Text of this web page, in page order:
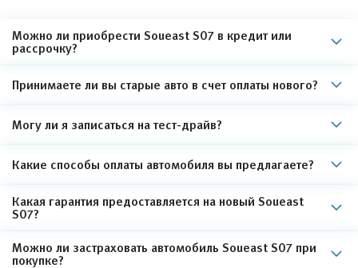
Можно ли приобрести Soueast S07 в кредит или
рассрочку?
Принимаете ли вы старые авто в счет оплаты нового?
Могу ли я записаться на тест-драйв?
Какие способы оплаты автомобиля вы предлагаете?
Какая гарантия предоставляется на новый Soueast
S07?
Можно ли застраховать автомобиль Soueast S07 при
покупке?